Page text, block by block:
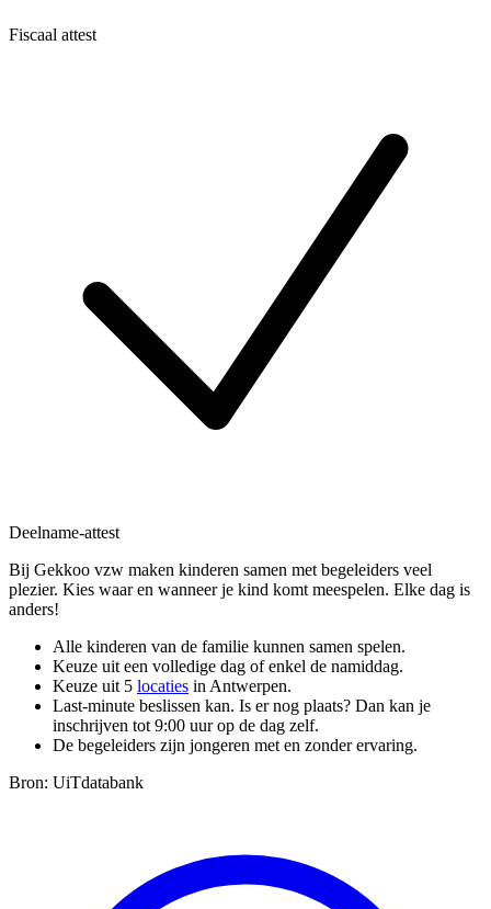
Fiscaal attest
Deelname-attest
Bij Gekkoo vzw maken kinderen samen met begeleiders veel
plezier. Kies waar en wanneer je kind komt meespelen. Elke dag is
anders!
Alle kinderen van de familie kunnen samen spelen.
Keuze uit een volledige dag of enkel de namiddag.
Keuze uit 5 locaties in Antwerpen.
Last-minute beslissen kan. Is er nog plaats? Dan kan je
inschrijven tot 9:00 uur op de dag zelf.
De begeleiders zijn jongeren met en zonder ervaring.
Bron: UiTdatabank